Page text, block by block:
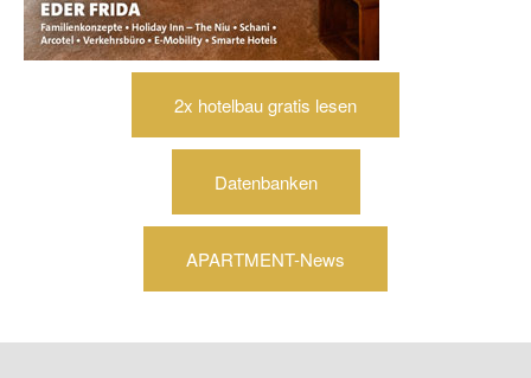
2x hotelbau gratis lesen
Datenbanken
APARTMENT-News